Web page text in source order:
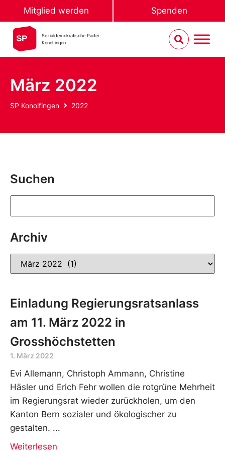
Mitglied werden Spenden
Sozialdemokratische Partei
Konolfingen
März 2022
SP Konolfingen 2022
Suchen
Archiv
Einladung Regierungsratsanlass
am 11. März 2022 in
Grosshöchstetten
1. März 2022
Evi Allemann, Christoph Ammann, Christine
Häsler und Erich Fehr wollen die rotgrüne Mehrheit
im Regierungsrat wieder zurückholen, um den
Kanton Bern sozialer und ökologischer zu
gestalten.
Weiterlesen